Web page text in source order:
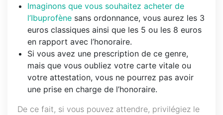
Imaginons que vous souhaitez acheter de
l’Ibuprofène sans ordonnance, vous aurez les 3
euros classiques ainsi que les 5 ou les 8 euros
en rapport avec l’honoraire.
Si vous avez une prescription de ce genre,
mais que vous oubliez votre carte vitale ou
votre attestation, vous ne pourrez pas avoir
une prise en charge de l’honoraire.
De ce fait, si vous pouvez attendre, privilégiez le